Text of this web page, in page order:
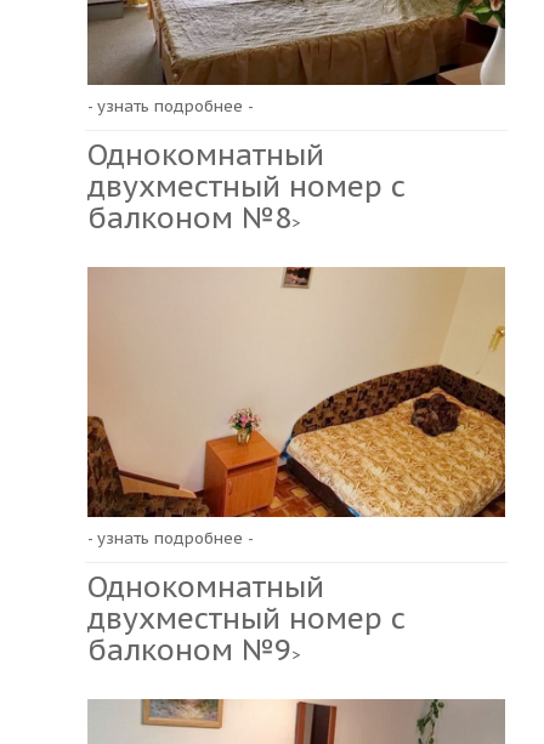
- узнать подробнее -
Однокомнатный
двухместный номер с
балконом №8>
- узнать подробнее -
Однокомнатный
двухместный номер с
балконом №9>